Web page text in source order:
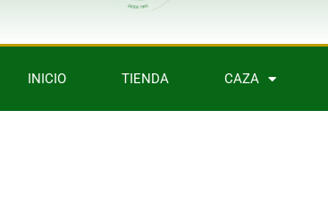
INICIO TIENDA CAZA